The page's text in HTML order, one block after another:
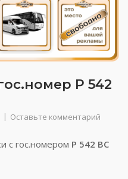
Р 542
Оставьте комментарий
с гос.номером Р 542 ВС